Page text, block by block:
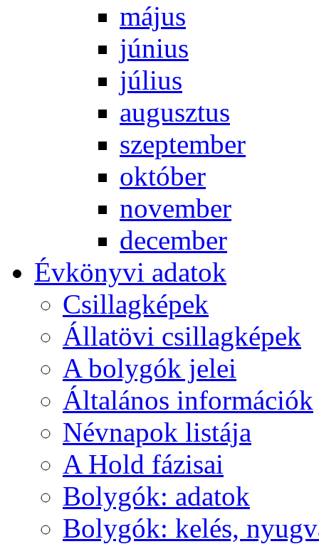
má­jus
jú­ni­us
jú­li­us
au­gusz­tus
szep­tem­ber
ok­tó­ber
no­vem­ber
de­cem­ber
Év­köny­vi ada­tok
Csil­lag­ké­pek
Ál­lat­övi csil­lag­ké­pek
A boly­gók je­lei
Ál­ta­lá­nos in­for­má­ci­ók
Név­na­pok lis­tá­ja
A Hold fá­zi­sai
Boly­gók: ada­tok
Boly­gók: ke­lés,